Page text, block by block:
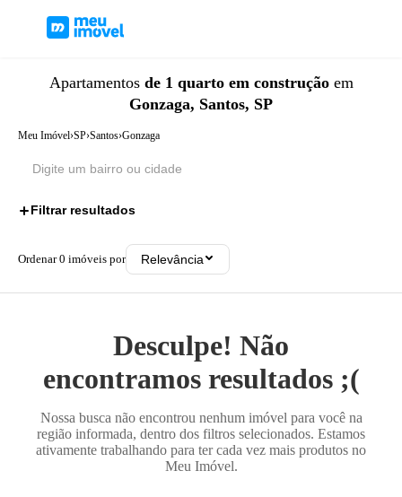
Apartamentos de 1 quarto em construção em
Gonzaga, Santos, SP
Meu Imóvel›SP›Santos›Gonzaga
Filtrar resultados
Ordenar0 imóveis por Relevância
Desculpe! Não
encontramos resultados ;(
Nossa busca não encontrou nenhum imóvel para você na
região informada, dentro dos filtros selecionados. Estamos
ativamente trabalhando para ter cada vez mais produtos no
Meu Imóvel.